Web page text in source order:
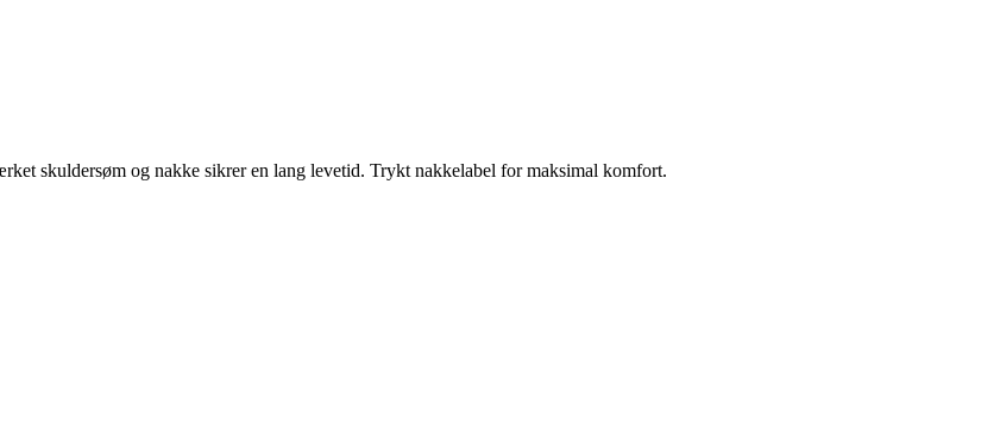
skuldersøm og nakke sikrer en lang levetid. Trykt nakkelabel for maksimal komfort.